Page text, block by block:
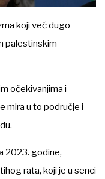
koji već dugo
palestinskim
očekivanjima i
mira u to područje i
2023. godine,
rata, koji je u senci